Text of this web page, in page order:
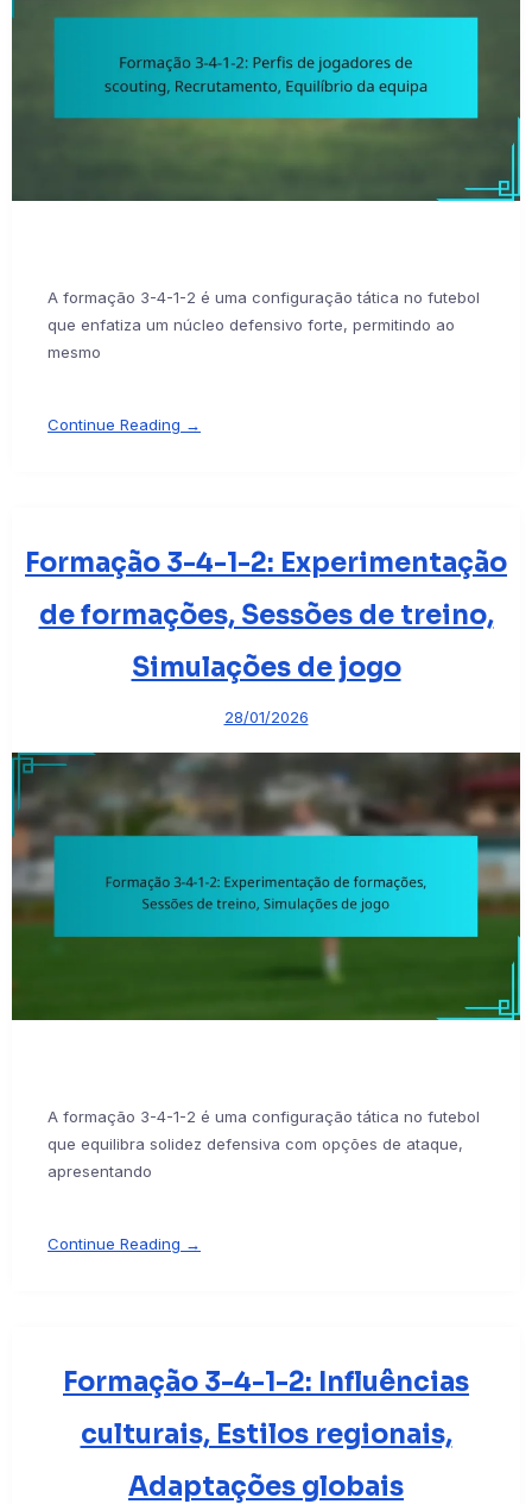
A formação 3-4-1-2 é uma configuração tática no futebol
que enfatiza um núcleo defensivo forte, permitindo ao
mesmo
Continue Reading →
Formação 3-4-1-2: Experimentação
de formações, Sessões de treino,
Simulações de jogo
28/01/2026
A formação 3-4-1-2 é uma configuração tática no futebol
que equilibra solidez defensiva com opções de ataque,
apresentando
Continue Reading →
Formação 3-4-1-2: Influências
culturais, Estilos regionais,
Adaptações globais